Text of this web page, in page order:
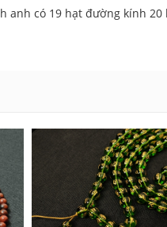
anh có 19 hạt đường kính 20